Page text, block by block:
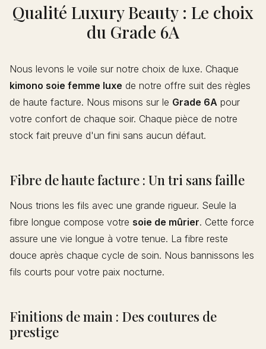
Qualité Luxury Beauty : Le choix
du Grade 6A
Nous levons le voile sur notre choix de luxe. Chaque
kimono soie femme luxe de notre offre suit des règles
de haute facture. Nous misons sur le Grade 6A pour
votre confort de chaque soir. Chaque pièce de notre
stock fait preuve d'un fini sans aucun défaut.
Fibre de haute facture : Un tri sans faille
Nous trions les fils avec une grande rigueur. Seule la
fibre longue compose votre soie de mûrier. Cette force
assure une vie longue à votre tenue. La fibre reste
douce après chaque cycle de soin. Nous bannissons les
fils courts pour votre paix nocturne.
Finitions de main : Des coutures de
prestige